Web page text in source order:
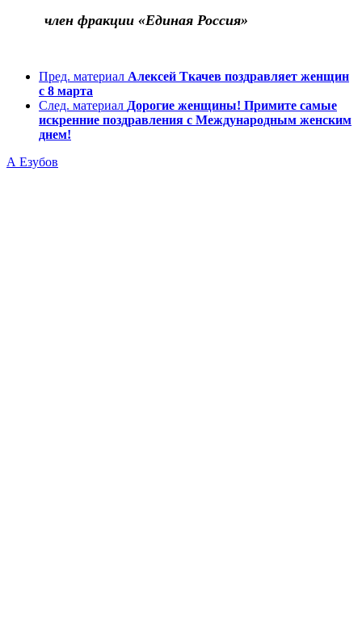
член фракции «Единая Россия»
Пред. материал Алексей Ткачев поздравляет женщин
с 8 марта
След. материал Дорогие женщины! Примите самые
искренние поздравления с Международным женским
днем!
А Езубов